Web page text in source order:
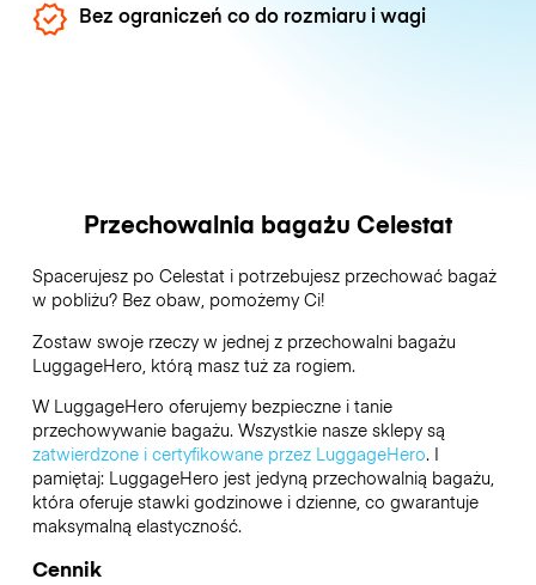
Bez ograniczeń co do rozmiaru i wagi
Przechowalnia bagażu Celestat
Spacerujesz po Celestat i potrzebujesz przechować bagaż
w pobliżu? Bez obaw, pomożemy Ci!
Zostaw swoje rzeczy w jednej z przechowalni bagażu
LuggageHero , którą masz tuż za rogiem.
W LuggageHero oferujemy bezpieczne i tanie
przechowywanie bagażu. Wszystkie nasze sklepy są
zatwierdzone i certyfikowane przez LuggageHero. I
pamiętaj: LuggageHero jest jedyną przechowalnią bagażu,
która oferuje stawki godzinowe i dzienne, co gwarantuje
maksymalną elastyczność.
Cennik